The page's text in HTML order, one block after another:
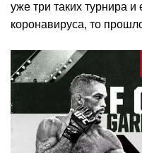
уже три таких турнира
коронавируса, то